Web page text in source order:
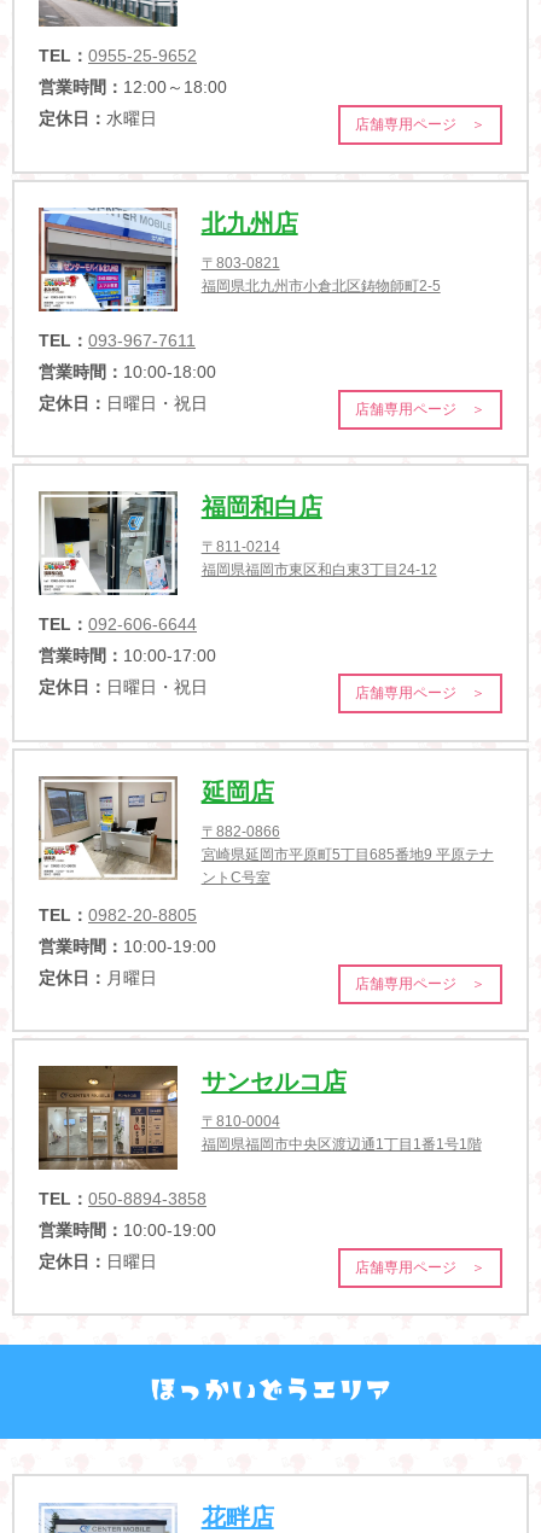
TEL： 0955-25-9652
営業時間： 12:00～18:00
定休日： 水曜日 店舗専用ページ ＞
北九州店
〒803-0821
福岡県北九州市小倉北区鋳物師町2-5
TEL： 093-967-7611
営業時間： 10:00-18:00
定休日： 日曜日・祝日 店舗専用ページ ＞
福岡和白店
〒811-0214
福岡県福岡市東区和白東3丁目24-12
TEL： 092-606-6644
営業時間： 10:00-17:00
定休日： 日曜日・祝日 店舗専用ページ ＞
延岡店
〒882-0866
宮崎県延岡市平原町5丁目685番地9 平原テナ
ントC号室
TEL： 0982-20-8805
営業時間： 10:00-19:00
定休日： 月曜日 店舗専用ページ ＞
サンセルコ店
〒810-0004
福岡県福岡市中央区渡辺通1丁目1番1号1階
TEL： 050-8894-3858
営業時間： 10:00-19:00
定休日： 日曜日 店舗専用ページ ＞
花畔店